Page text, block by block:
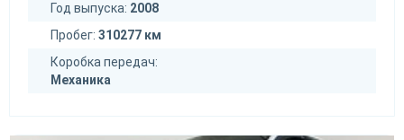
Год выпуска: 2008
Пробег: 310277 км
Коробка передач:
Механика